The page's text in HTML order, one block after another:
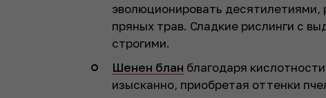
эволюционировать
пряных трав. Сладкие рислинги с
строгими.
Шенен блан благодаря
изысканно, приобретая оттенки